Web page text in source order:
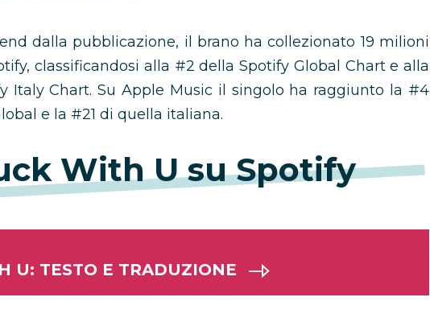
dalla pubblicazione, il brano ha collezionato 19 milioni
classificandosi alla #2 della Spotify Global Chart e alla
Italy Chart. Su Apple Music il singolo ha raggiunto la #4
e la #21 di quella italiana.
With U su Spotify
U: TESTO E TRADUZIONE